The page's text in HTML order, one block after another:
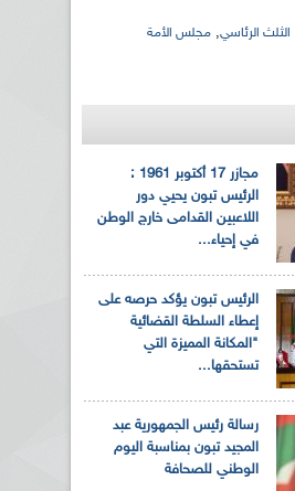
الثلث الرئاسي, مجلس الأمة
مجازر 17 أكتوبر 1961 :
الرئيس تبون يحيي دور
اللاعبين القدامى خارج الوطن
في إحياء...
الرئيس تبون يؤكد حرصه على
إعطاء السلطة القضائية
"المكانة المميزة التي
تستحقها...
رسالة رئيس الجمهورية عبد
المجيد تبون بمناسبة اليوم
الوطني للصحافة